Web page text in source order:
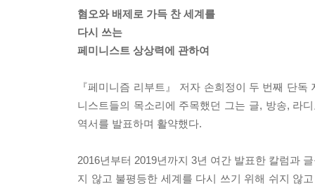
혐오와 배제로 가득 찬 세계를
다시 쓰는
페미니스트 상상력에 관하여
『페미니즘 리부트』 저자 손희정이 두 번째 단
니스트들의 목소리에 주목했던 그는 글, 방송, 라
역서를 발표하며 활약했다.
2016년부터 2019년까지 3년 여간 발표한 칼럼과
지 않고 불평등한 세계를 다시 쓰기 위해 쉬지 않